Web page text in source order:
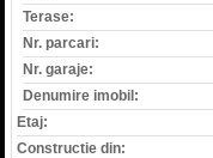
Terase:
Nr. parcari:
Nr. garaje:
Denumire imobil:
Etaj:
Constructie din: